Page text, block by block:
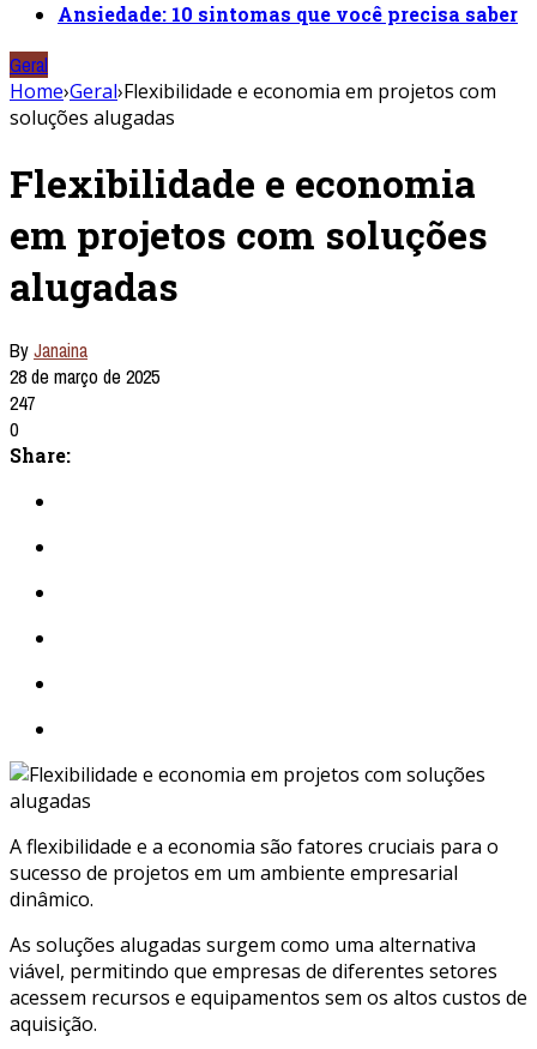
Ansiedade: 10 sintomas que você precisa saber
Geral
Home›Geral›Flexibilidade e economia em projetos com
soluções alugadas
Flexibilidade e economia
em projetos com soluções
alugadas
ByJanaina
28 de março de 2025
247
0
Share:
A flexibilidade e a economia são fatores cruciais para o
sucesso de projetos em um ambiente empresarial
dinâmico.
As soluções alugadas surgem como uma alternativa
viável, permitindo que empresas de diferentes setores
acessem recursos e equipamentos sem os altos custos de
aquisição.